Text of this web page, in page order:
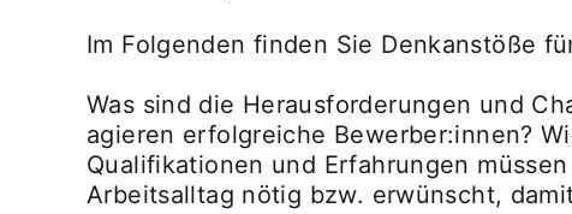
Im Folgenden finden Sie Denkanstöße
Was sind die Herausforderungen und
agieren erfolgreiche Bewerber:innen?
Qualifikationen und Erfahrungen
Arbeitsalltag nötig bzw. erwünscht,